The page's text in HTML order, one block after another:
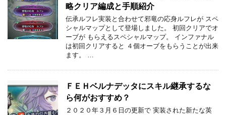
略クリア編成と手順紹介
伝承ルフレ実装と合わせて邪竜の応身ルフレが スペ
シャルマップとして登場しました。 初回クリアでオ
ーブが もらえるスペシャルマップ。 インファナル
は初回クリアすると ４個オーブをもらうことが出来
ます。 …
ＦＥＨベルナデッタにスキル継承するな
ら何がおすすめ？
２０２０年３月６日の更新で 実装された新たな英